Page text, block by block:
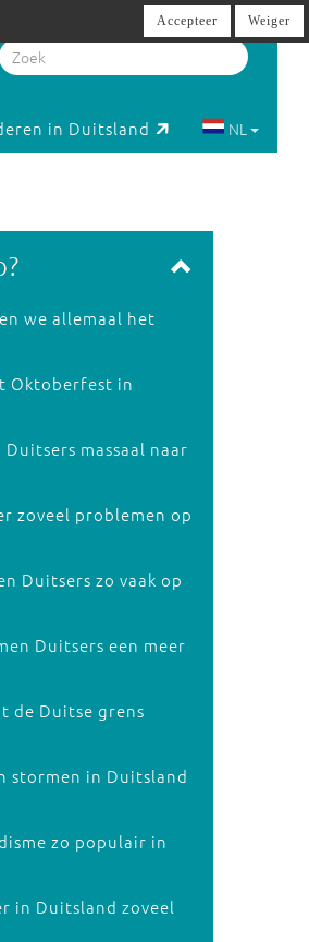
in Duitsland NL
we allemaal het
Oktoberfest in
massaal naar
zoveel problemen op
Duitsers zo vaak op
Duitsers een meer
de Duitse grens
stormen in Duitsland
zo populair in
in Duitsland zoveel
Accepteer Weiger